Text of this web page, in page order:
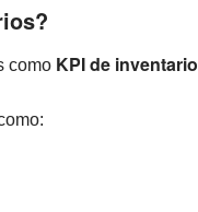
como KPI de inventario